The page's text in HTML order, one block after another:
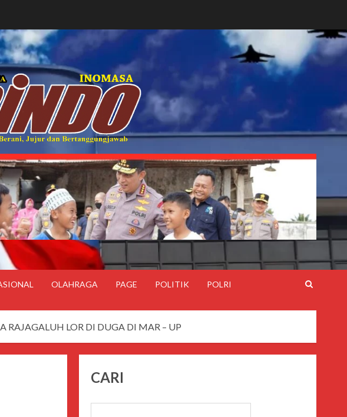
OLAHRAGA PAGE POLITIK POLRI
RAJAGALUH LOR DI DUGA DI MAR – UP
CARI